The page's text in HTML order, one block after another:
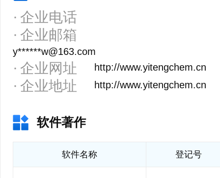
企业电话
企业邮箱
y******w@163.com
企业网址 http://www.yitengchem.cn
企业地址 http://www.yitengchem.cn
软件著作
软件名称 登记号